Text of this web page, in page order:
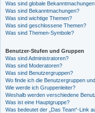
Was sind globale
Was sind Bekanntmachungen?
Was sind wichtige Themen?
Was sind geschlossene Themen?
Was sind Themen-Symbole?
Benutzer-Stufen und Gruppen
Was sind Administratoren?
Was sind Moderatoren?
Was sind Benutzergruppen?
Wo finde ich die Benutzergruppen
Wie werde ich Gruppenleiter?
Weshalb werden verschiedene
Was ist eine Hauptgruppe?
Was bedeutet der „Das Team“-Link